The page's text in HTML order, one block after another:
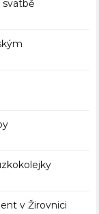
svatbě
v Žirovnici